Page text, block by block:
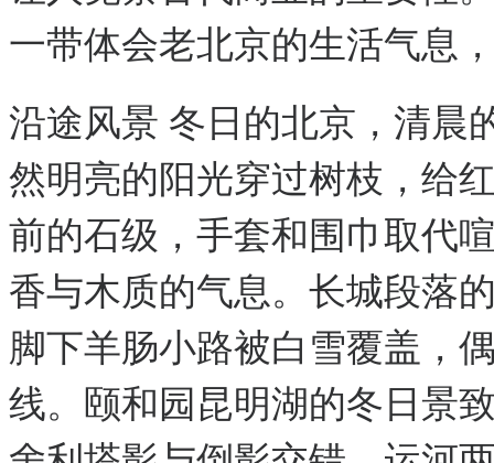
一带体会老北京的生活气息
沿途风景 冬日的北京，清晨
然明亮的阳光穿过树枝，给
前的石级，手套和围巾取代
香与木质的气息。长城段落
脚下羊肠小路被白雪覆盖，
线。颐和园昆明湖的冬日景